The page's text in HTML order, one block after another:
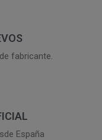
fabricante.
España